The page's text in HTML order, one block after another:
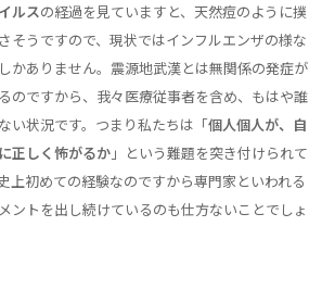
ルスの経過を見ていますと、天然痘のように撲
そうですので、現状ではインフルエンザの様な
かありません。震源地武漢とは無関係の発症が
のですから、我々医療従事者を含め、もはや誰
い状況です。つまり私たちは「個人個人が、自
正しく怖がるか 」という難題を突き付けられて
上初めての経験なのですから専門家といわれる
ントを出し続けているのも仕方ないことでしょ